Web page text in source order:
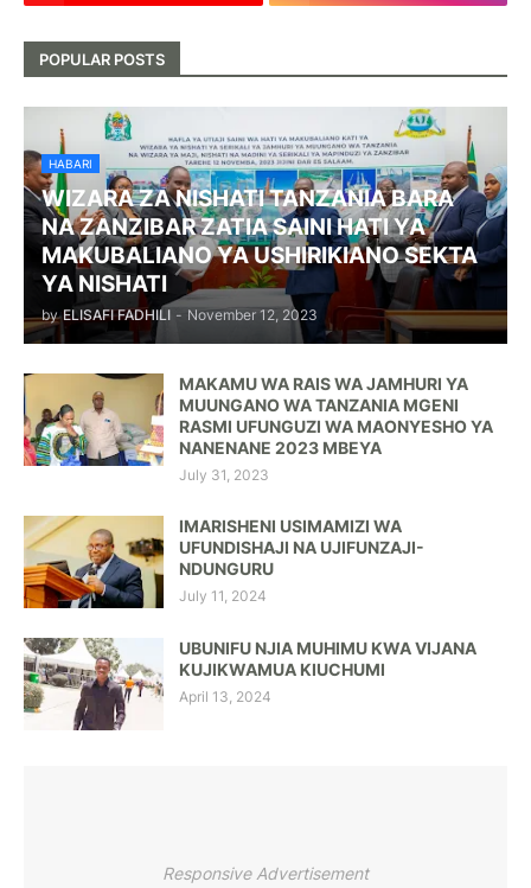
POPULAR POSTS
HABARI
WIZARA ZA NISHATI TANZANIA BARA
NA ZANZIBAR ZATIA SAINI HATI YA
MAKUBALIANO YA USHIRIKIANO SEKTA
YA NISHATI
by ELISAFI FADHILI - November 12, 2023
MAKAMU WA RAIS WA JAMHURI YA
MUUNGANO WA TANZANIA MGENI
RASMI UFUNGUZI WA MAONYESHO YA
NANENANE 2023 MBEYA
July 31, 2023
IMARISHENI USIMAMIZI WA
UFUNDISHAJI NA UJIFUNZAJI-
NDUNGURU
July 11, 2024
UBUNIFU NJIA MUHIMU KWA VIJANA
KUJIKWAMUA KIUCHUMI
April 13, 2024
Responsive Advertisement